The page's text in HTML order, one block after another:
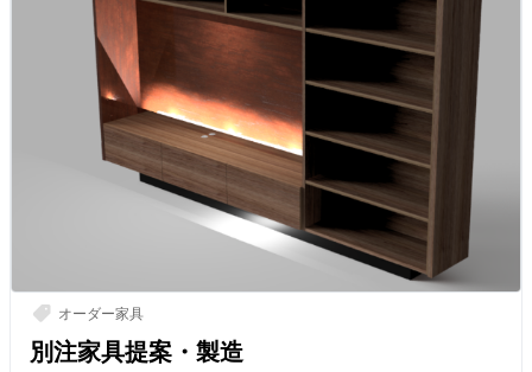
オーダー家具
別注家具提案・製造